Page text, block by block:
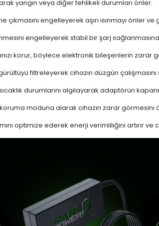
yangın veya diğer tehlikeli durumları önler.
engelleyerek aşırı ısınmayı önler ve
engelleyerek stabil bir şarj sağlanmasına
korur, böylece elektronik bileşenlerin zarar
filtreleyerek cihazın düzgün
durumlarını algılayarak adaptörün
moduna alarak cihazın zarar görmesini
optimize ederek enerji verimliliğini artırır ve